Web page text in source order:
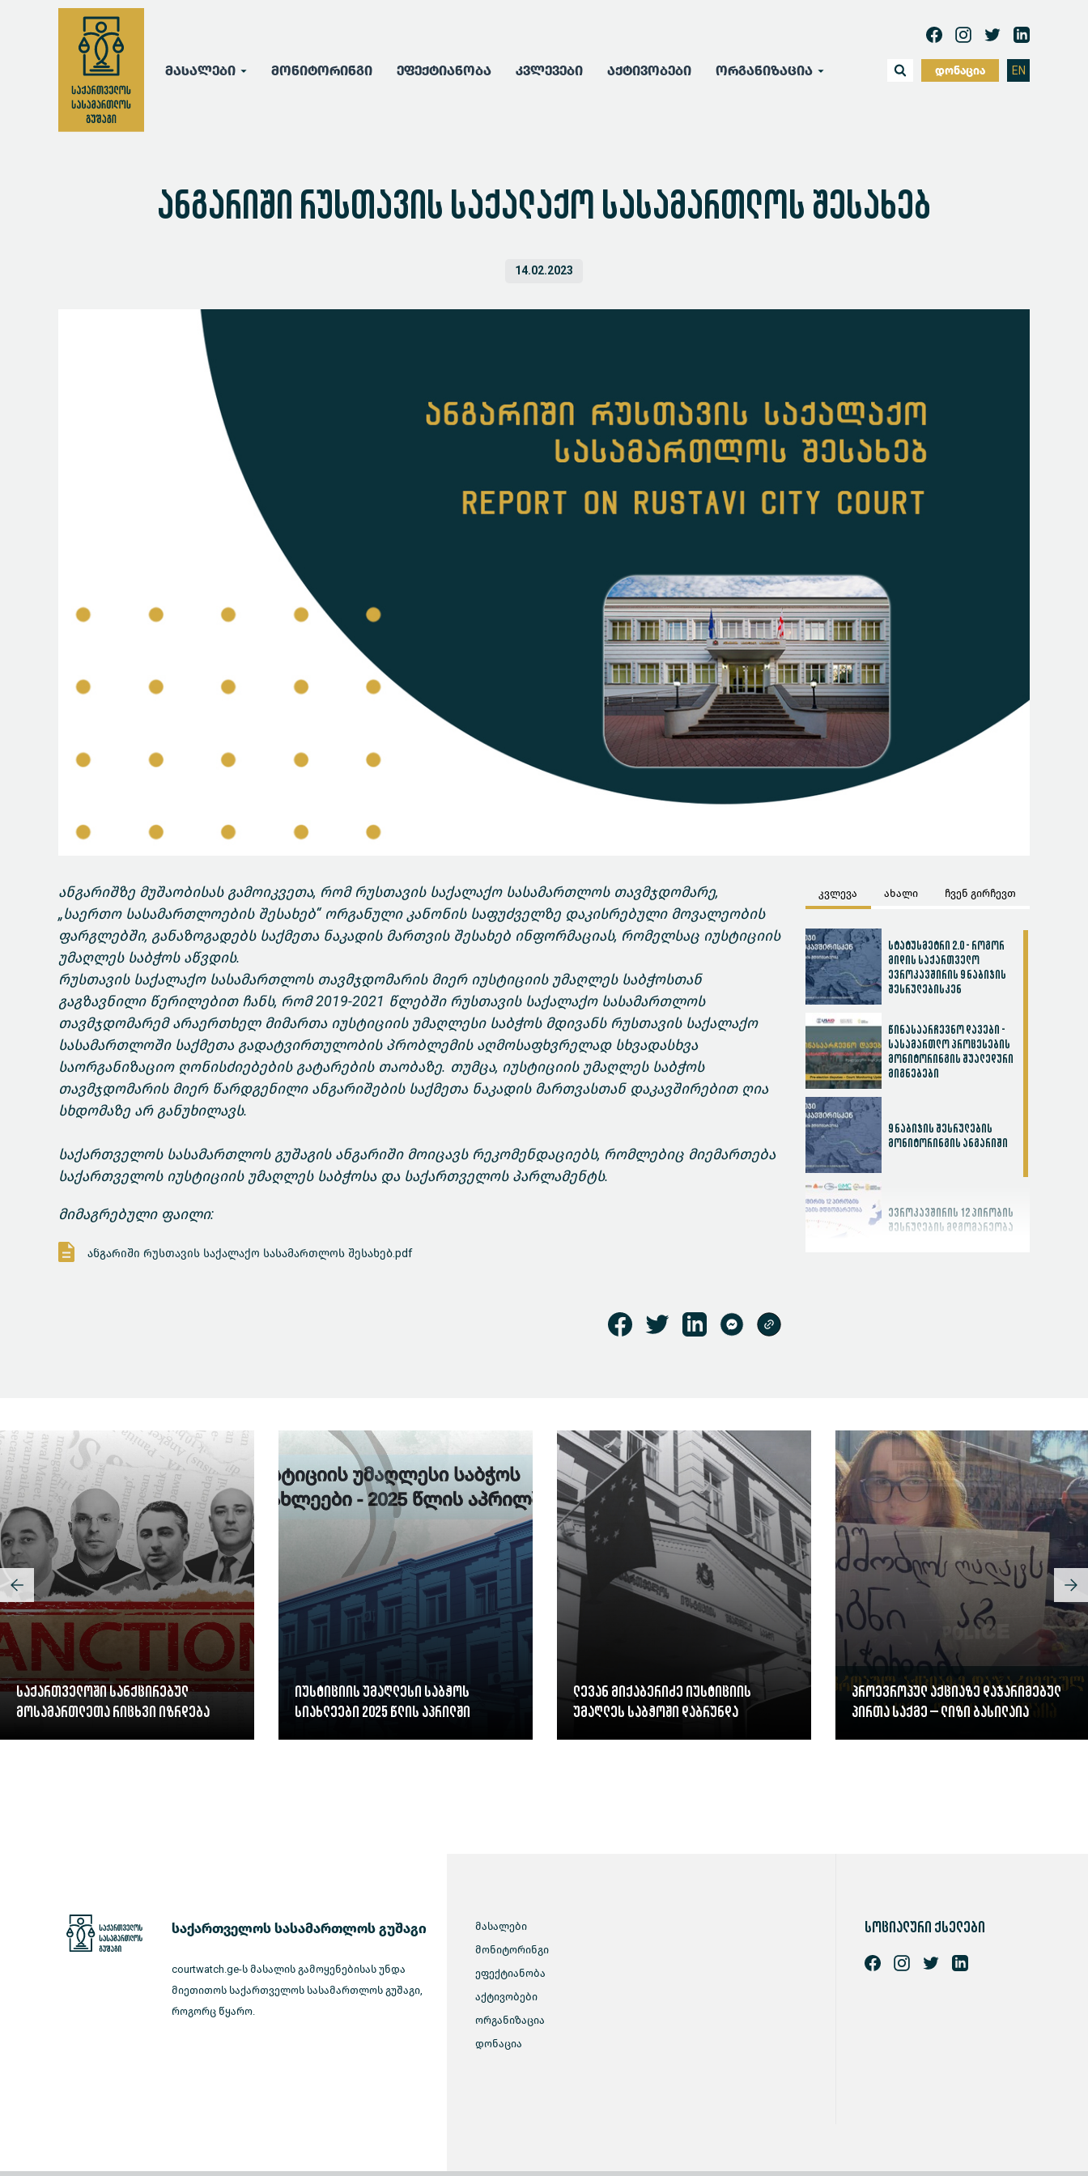
მასალები მონიტორინგი ეფექტიანობა კვლევები აქტივობები ორგანიზაცია დონაცია EN
ანგარიში რუსთავის საქალაქო სასამართლოს შესახებ
14.02.2023
ანგარიშზე მუშაობისას გამოიკვეთა, რომ რუსთავის საქალაქო სასამართლოს თავმჯდომარე,
„საერთო სასამართლოების შესახებ“ ორგანული კანონის საფუძველზე დაკისრებული მოვალეობის
ფარგლებში, განაზოგადებს საქმეთა ნაკადის მართვის შესახებ ინფორმაციას, რომელსაც იუსტიციის
უმაღლეს საბჭოს აწვდის.
რუსთავის საქალაქო სასამართლოს თავმჯდომარის მიერ იუსტიციის უმაღლეს საბჭოსთან
გაგზავნილი წერილებით ჩანს, რომ 2019-2021 წლებში რუსთავის საქალაქო სასამართლოს
თავმჯდომარემ არაერთხელ მიმართა იუსტიციის უმაღლესი საბჭოს მდივანს რუსთავის საქალაქო
სასამართლოში საქმეთა გადატვირთულობის პრობლემის აღმოსაფხვრელად სხვადასხვა
საორგანიზაციო ღონისძიებების გატარების თაობაზე. თუმცა, იუსტიციის უმაღლეს საბჭოს
თავმჯდომარის მიერ წარდგენილი ანგარიშების საქმეთა ნაკადის მართვასთან დაკავშირებით ღია
სხდომაზე არ განუხილავს.
საქართველოს სასამართლოს გუშაგის ანგარიში მოიცავს რეკომენდაციებს, რომლებიც მიემართება
საქართველოს იუსტიციის უმაღლეს საბჭოსა და საქართველოს პარლამენტს.
მიმაგრებული ფაილი:
ანგარიში რუსთავის საქალაქო სასამართლოს შესახებ.pdf
კვლევა ახალი ჩვენ გირჩევთ
სტატუსმეტრი 2.0 - როგორ
მიდის საქართველო
ევროკავშირის 9 ნაბიჯის
შესრულებისკენ
წინასაარჩევნო დავები -
სასამართლო პროცესების
მონიტორინგის შუალედური
მიგნებები
9 ნაბიჯის შესრულების
მონიტორინგის ანგარიში
ევროკავშირის 12 პირობის
შესრულების მდგომარეობა
საქართველოში სანქცირებულ
მოსამართლეთა რიცხვი იზრდება
იუსტიციის უმაღლესი საბჭოს
სიახლეები 2025 წლის აპრილში
ლევან მიქაბერიძე იუსტიციის
უმაღლეს საბჭოში დაბრუნდა
პროევროპულ აქციაზე დაჯარიმებულ
პირთა საქმე – ლიზი ბასილაია
საქართველოს სასამართლოს გუშაგი
courtwatch.ge-ს მასალის გამოყენებისას უნდა
მიეთითოს საქართველოს სასამართლოს გუშაგი,
როგორც წყარო.
მასალები
მონიტორინგი
ეფექტიანობა
აქტივობები
ორგანიზაცია
დონაცია
სოციალური ქსელები